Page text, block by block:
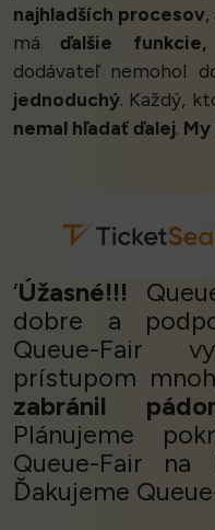
najhladších procesov
máďalšie
dodávateľ nemohol
jednoduchý. Každý,
nemal hľadať ďalej.
‘Úžasné!!!
dobre a
Queue-Fair
prístupom
zabránil
Plánujeme
Queue-Fair na
Ďakujeme